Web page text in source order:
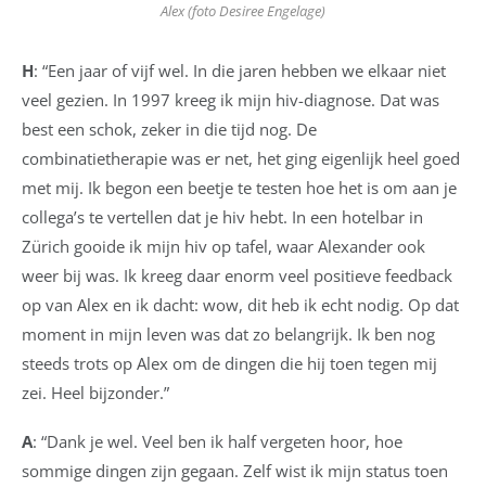
Alex (foto Desiree Engelage)
H: “Een jaar of vijf wel. In die jaren hebben we elkaar niet
veel gezien. In 1997 kreeg ik mijn hiv-diagnose. Dat was
best een schok, zeker in die tijd nog. De
combinatietherapie was er net, het ging eigenlijk heel goed
met mij. Ik begon een beetje te testen hoe het is om aan je
collega’s te vertellen dat je hiv hebt. In een hotelbar in
Zürich gooide ik mijn hiv op tafel, waar Alexander ook
weer bij was. Ik kreeg daar enorm veel positieve feedback
op van Alex en ik dacht: wow, dit heb ik echt nodig. Op dat
moment in mijn leven was dat zo belangrijk. Ik ben nog
steeds trots op Alex om de dingen die hij toen tegen mij
zei. Heel bijzonder.”
A: “Dank je wel. Veel ben ik half vergeten hoor, hoe
sommige dingen zijn gegaan. Zelf wist ik mijn status toen